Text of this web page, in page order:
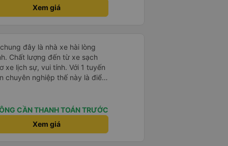
Xem giá
đây là nhà xe hài lòng
Chất lượng đến từ xe sạch
xe lịch sự, vui tính. Với 1 tuyến
chuyên nghiệp thế này là điểm
du lịch mới có. Về xe thì
cung đường nên thuận tiện
nhất định ủng hộ tiếp nhà xe
đạt mua thêm nhiều xe chạy
CẦN THANH TOÁN TRƯỚC
Xem giá